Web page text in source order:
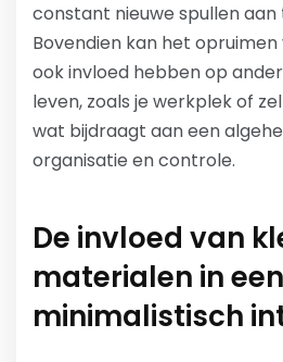
constant nieuwe spullen aan
Bovendien kan het
ook invloed hebben op
leven, zoals je werkplek of
wat bijdraagt aan een
organisatie en controle.
De invloed van
materialen in een
minimalistisch